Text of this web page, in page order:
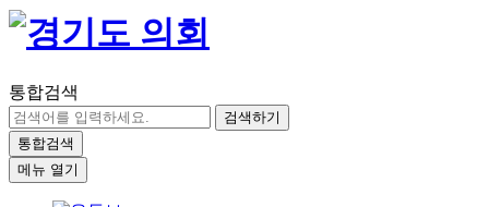
통합검색
검색하기
통합검색
메뉴 열기